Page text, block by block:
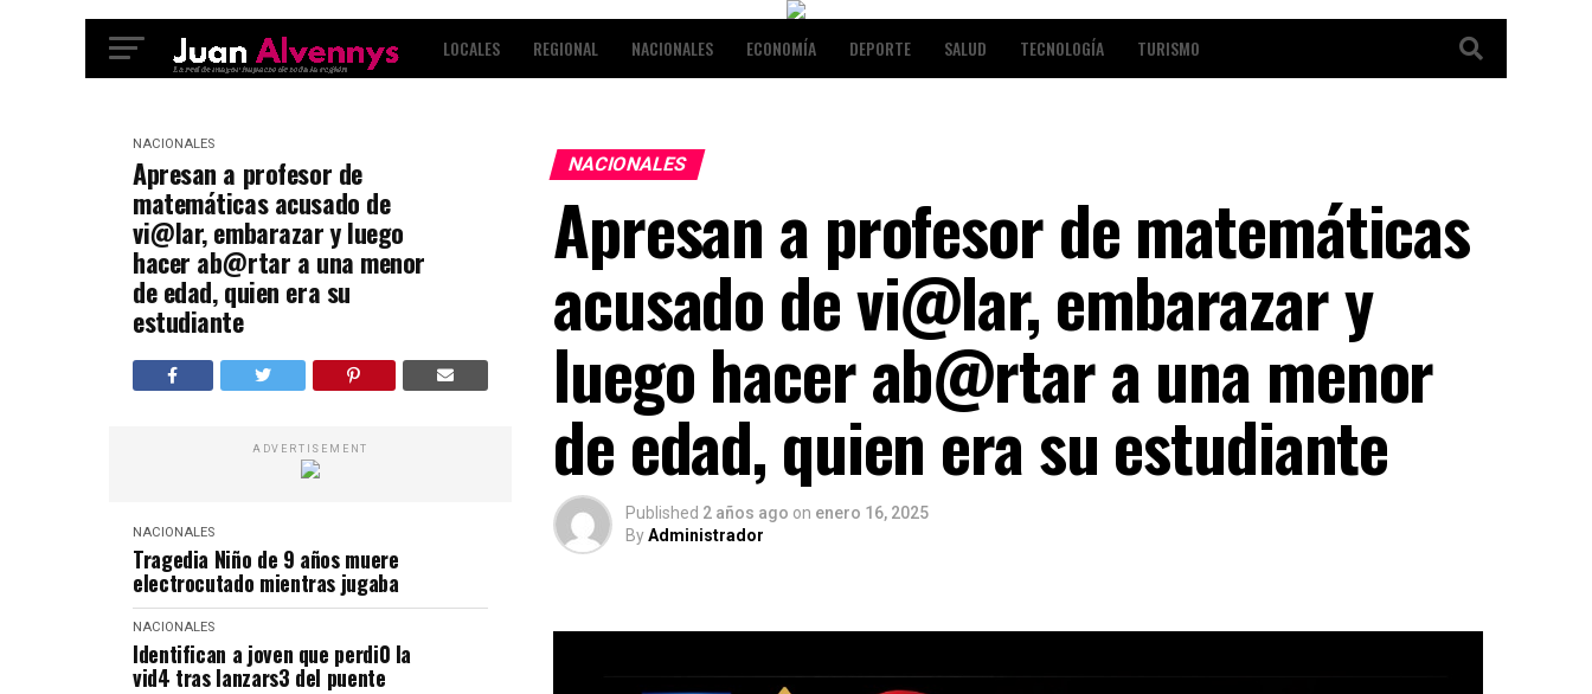
LOCALES REGIONAL NACIONALES ECONOMÍA DEPORTE SALUD TECNOLOGÍA TURISMO
NACIONALES
Apresan a profesor de
matemáticas acusado de
vi@lar, embarazar y luego
hacer ab@rtar a una menor
de edad, quien era su
estudiante
ADVERTISEMENT
NACIONALES
Tragedia Niño de 9 años muere
electrocutado mientras jugaba
NACIONALES
Identifican a joven que perdi0 la
vid4 tras lanzars3 del puente
NACIONALES
Apresan a profesor de matemáticas
acusado de vi@lar, embarazar y
luego hacer ab@rtar a una menor
de edad, quien era su estudiante
Published 2 años ago on enero 16, 2025
ByAdministrador